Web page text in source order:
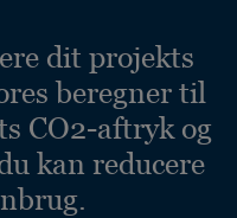
dit projekts
beregner til
CO2-aftryk og
kan reducere